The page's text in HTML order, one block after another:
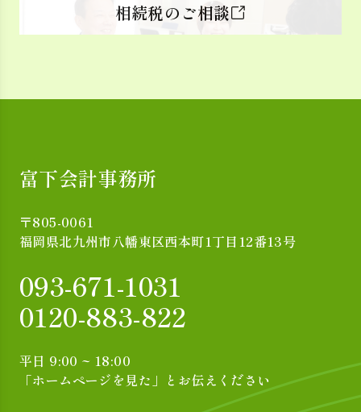
相続税のご相談
富下会計事務所
〒805-0061
福岡県北九州市八幡東区西本町1丁目12番13号
093-671-1031
0120-883-822
平日 9:00 ~ 18:00
「ホームページを見た」とお伝えください